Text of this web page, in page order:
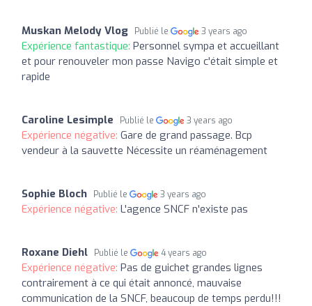
Muskan Melody Vlog Publié le 3 years ago
Expérience fantastique: Personnel sympa et accueillant
et pour renouveler mon passe Navigo c'était simple et
rapide
Caroline Lesimple Publié le 3 years ago
Expérience négative: Gare de grand passage. Bcp
vendeur à la sauvette Nécessite un réaménagement
Sophie Bloch Publié le 3 years ago
Expérience négative: L'agence SNCF n'existe pas
Roxane Diehl Publié le 4 years ago
Expérience négative: Pas de guichet grandes lignes
contrairement à ce qui était annoncé, mauvaise
communication de la SNCF, beaucoup de temps perdu!!!